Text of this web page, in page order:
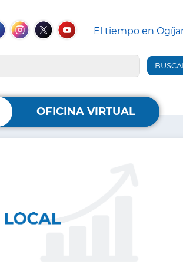
El tiempo en
OFICINA VIRTUAL